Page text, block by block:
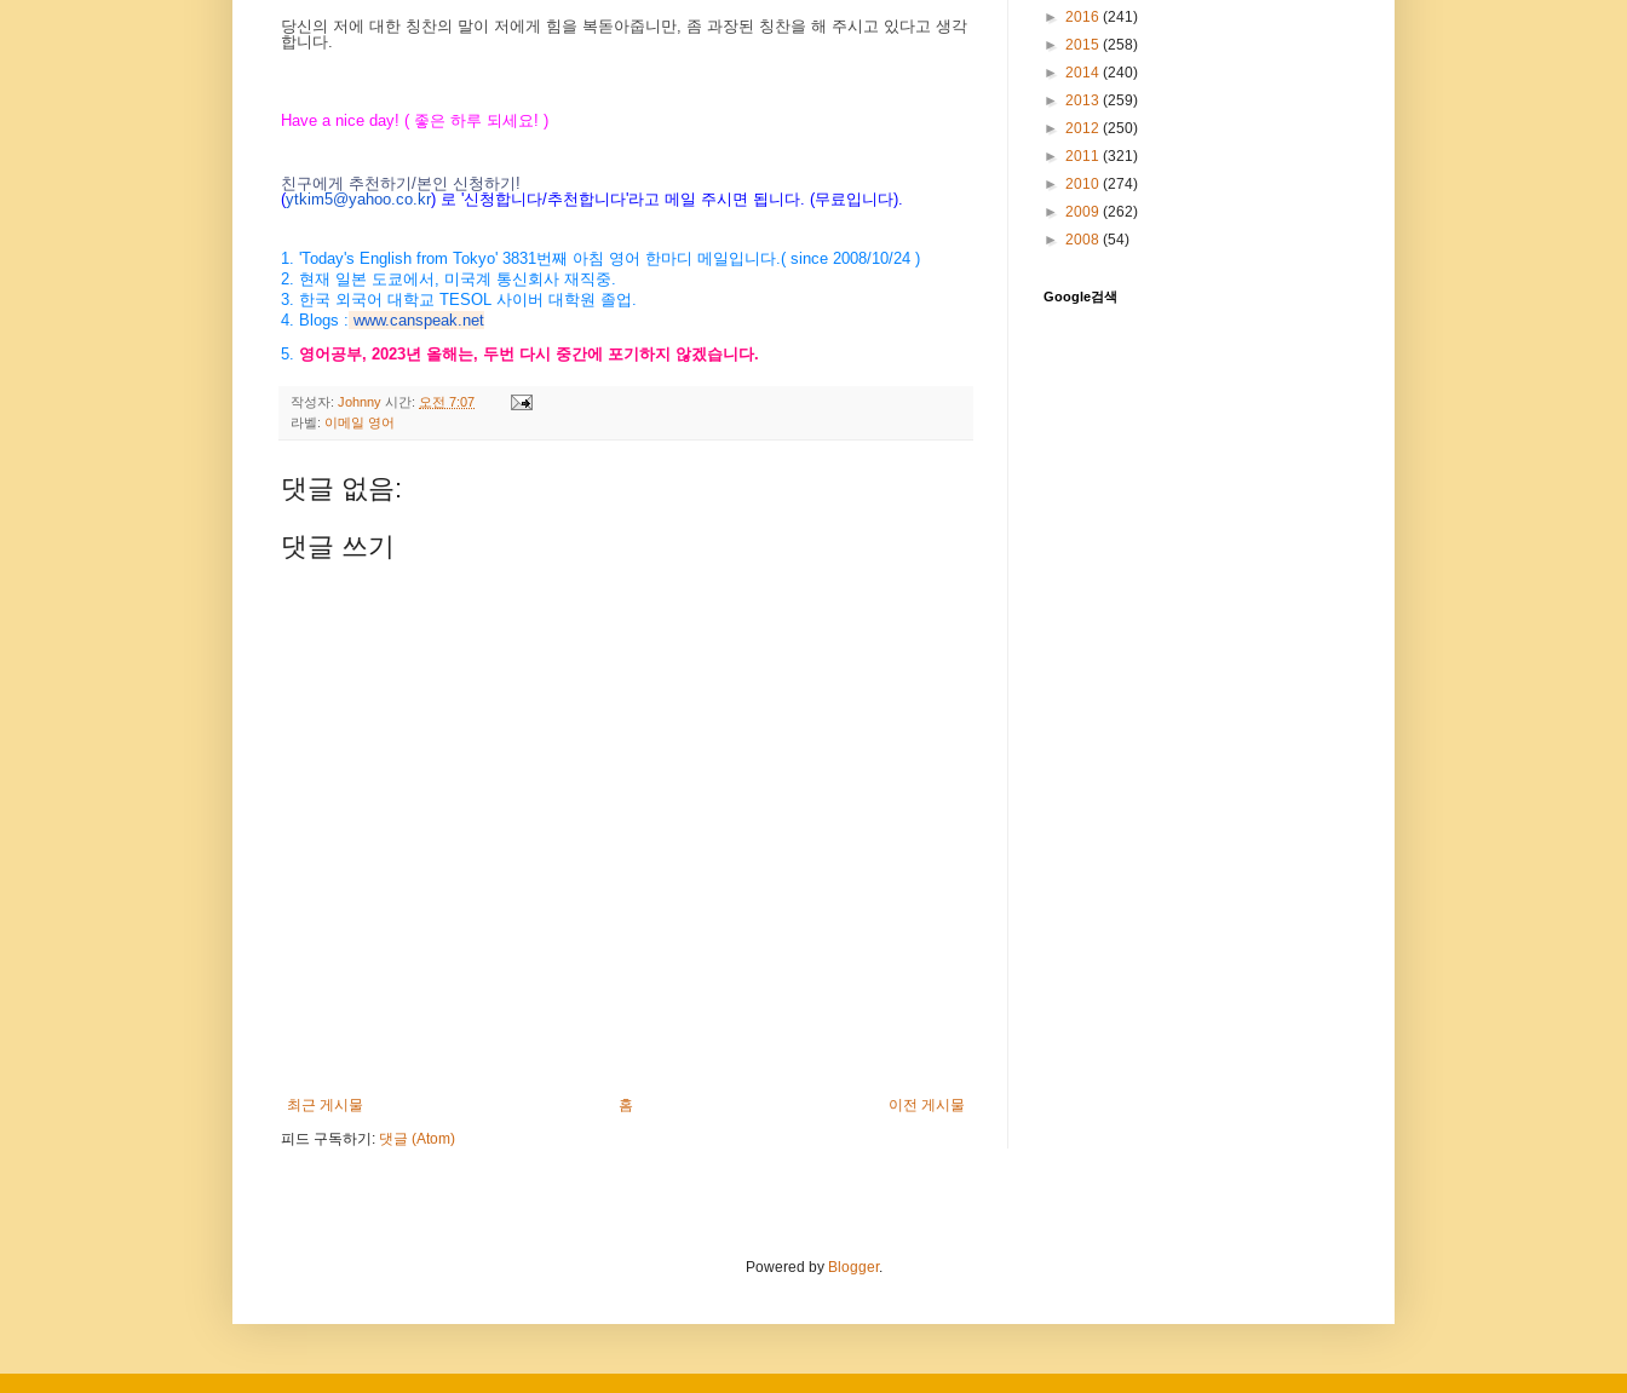
당신의 저에 대한 칭찬의 말이 저에게 힘을 복돋아줍니만, 좀 과장된 칭찬을 해 주시고 있다고 생각
합니다.
Have a nice day! ( 좋은 하루 되세요! )
친구에게 추천하기/본인 신청하기!
(ytkim5@yahoo.co.kr) 로 '신청합니다/추천합니다'라고 메일 주시면 됩니다. (무료입니다).
1. 'Today's English from Tokyo' 3831번째 아침 영어 한마디 메일입니다.( since 2008/10/24 )
2. 현재 일본 도쿄에서, 미국계 통신회사 재직중.
3. 한국 외국어 대학교 TESOL 사이버 대학원 졸업.
4. Blogs : www.canspeak.net
5. 영어공부, 2023년 올해는, 두번 다시 중간에 포기하지 않겠습니다.
작성자: Johnny 시간: 오전 7:07
라벨: 이메일 영어
댓글 없음:
댓글 쓰기
최근 게시물 이전 게시물
홈
피드 구독하기: 댓글 (Atom)
► 2016 (241)
► 2015 (258)
► 2014 (240)
► 2013 (259)
► 2012 (250)
► 2011 (321)
► 2010 (274)
► 2009 (262)
► 2008 (54)
Google검색
Powered by Blogger.